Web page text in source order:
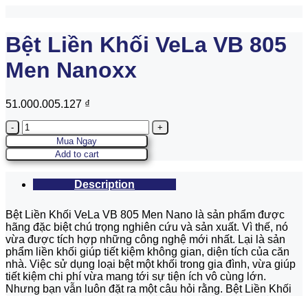
Bệt Liền Khối VeLa VB 805
Men Nanoxx
51.000.005.127 ₫
Quantity
Mua Ngay
Add to cart
Description
Bệt Liền Khối VeLa VB 805 Men Nano là sản phẩm được
hãng đặc biệt chú trọng nghiên cứu và sản xuất. Vì thế, nó
vừa được tích hợp những công nghệ mới nhất. Lại là sản
phẩm liền khối giúp tiết kiệm không gian, diện tích của căn
nhà. Việc sử dụng loại bệt một khối trong gia đình, vừa giúp
tiết kiệm chi phí vừa mang tới sự tiện ích vô cùng lớn.
Nhưng bạn vẫn luôn đặt ra một câu hỏi rằng. Bệt Liền Khối